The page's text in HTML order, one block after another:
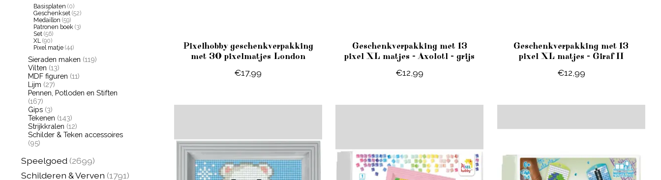
Basisplaten (0)
Geschenkset (52)
Medaillon (59)
Patronen boek (3)
Set (56)
XL (90)
Pixel matje (44)
Sieraden maken (119)
Vilten (13)
MDF figuren (11)
Lijm (27)
Pennen, Potloden en Stiften
(167)
Gips (3)
Tekenen (143)
Strijkkralen (12)
Schilder & Teken accessoires
(95)
Speelgoed (2699)
Schilderen & Verven (1791)
Pixelhobby geschenkverpakking
met 30 pixelmatjes London
€17,99
Geschenkverpakking met 13
pixel XL matjes - Axolotl - grijs
€12,99
Geschenkverpakking met 13
pixel XL matjes - Giraf II
€12,99